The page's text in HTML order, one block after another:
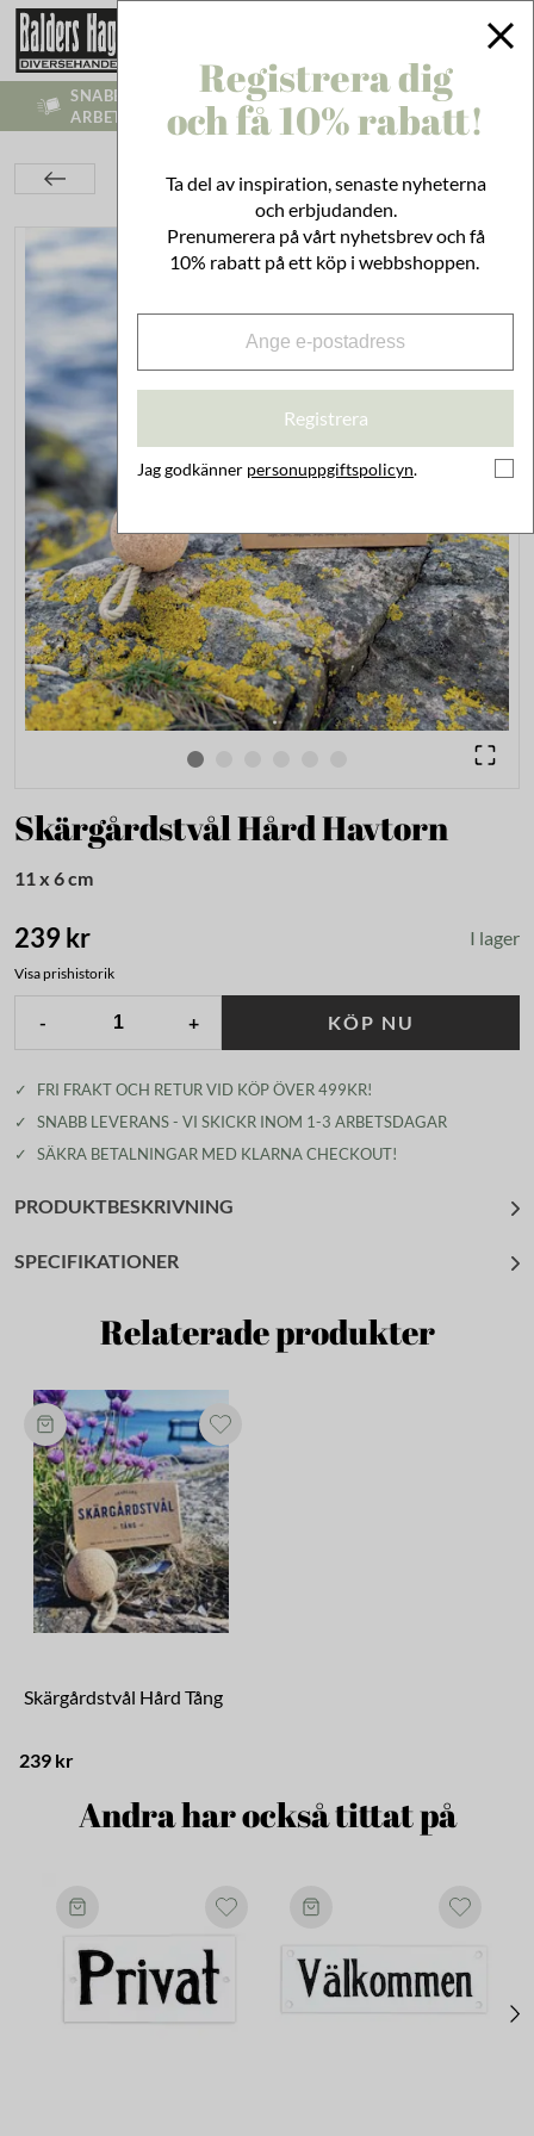
SNABB LEVERANS - VI SKICKR INOM 1-3
ARBETSDAGAR
Skärgårdstvål Hård Havtorn
Skärgårdstvål Hård Havtorn
11 x 6 cm
239 kr I lager
Visa prishistorik
- + KÖP NU
✓
FRI FRAKT OCH RETUR VID KÖP ÖVER 499KR!
✓
SNABB LEVERANS - VI SKICKR INOM 1-3 ARBETSDAGAR
✓
SÄKRA BETALNINGAR MED KLARNA CHECKOUT!
PRODUKTBESKRIVNING
SPECIFIKATIONER
Relaterade produkter
Skärgårdstvål Hård Tång
239 kr
Andra har också tittat på
Registrera dig
och få 10% rabatt!
Ta del av inspiration, senaste nyheterna
och erbjudanden.
Prenumerera på vårt nyhetsbrev och få
10% rabatt på ett köp i webbshoppen.
Registrera
Jag godkänner personuppgiftspolicyn.